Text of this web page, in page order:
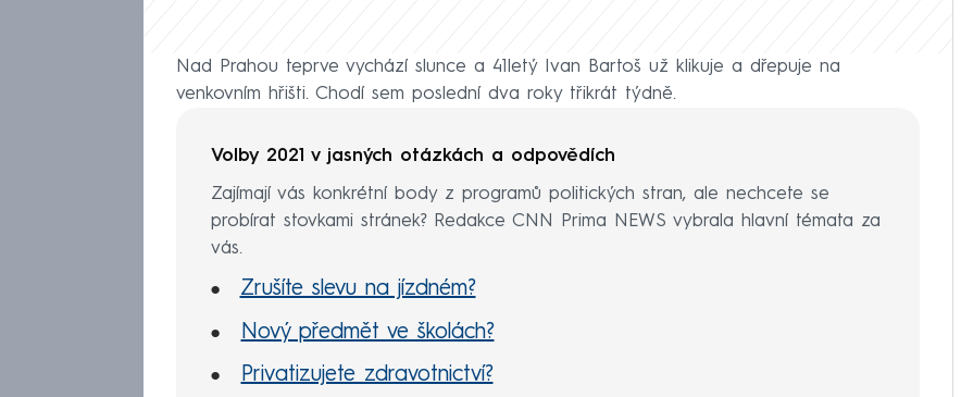
Nad Prahou teprve vychází slunce a 41letý Ivan Bartoš už klikuje a dřepuje na
venkovním hřišti. Chodí sem poslední dva roky třikrát týdně.
Volby 2021 v jasných otázkách a odpovědích
Zajímají vás konkrétní body z programů politických stran, ale nechcete se
probírat stovkami stránek? Redakce CNN Prima NEWS vybrala hlavní témata za
vás.
Zrušíte slevu na jízdném?
Nový předmět ve školách?
Privatizujete zdravotnictví?